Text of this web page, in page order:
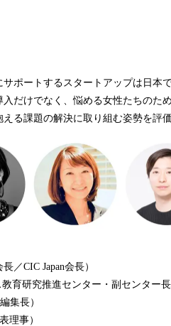
ポートするスタートアップは日本
だけでなく、悩める女性たちのた
る課題の解決に取り組む姿勢を評価
／CIC Japan会長）
育研究推進センター・副センター長
集長）
理事）